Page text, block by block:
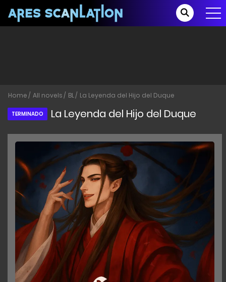
Home All novels BL La Leyenda del Hijo del Duque
TERMINADO La Leyenda del Hijo del Duque